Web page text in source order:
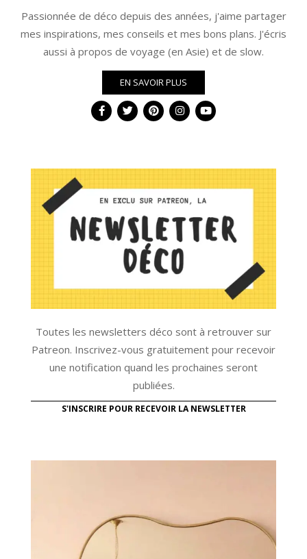
Passionnée de déco depuis des années, j'aime partager
mes inspirations, mes conseils et mes bons plans. J'écris
aussi à propos de voyage (en Asie) et de slow.
EN SAVOIR PLUS
Toutes les newsletters déco sont à retrouver sur
Patreon. Inscrivez-vous gratuitement pour recevoir
une notification quand les prochaines seront
publiées.
S'INSCRIRE POUR RECEVOIR LA NEWSLETTER